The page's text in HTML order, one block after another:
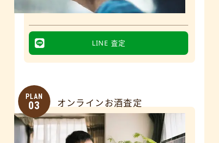
LINE 査定
PLAN
03 オンラインお酒査定